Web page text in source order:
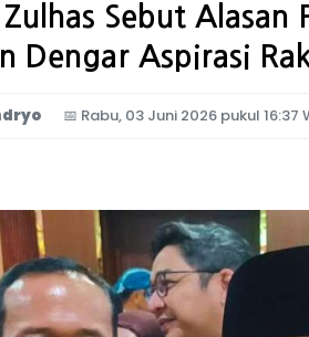
Sebut Alasan
Dengar Aspirasi
📅 Rabu, 03 Juni 2026 pukul 16:37